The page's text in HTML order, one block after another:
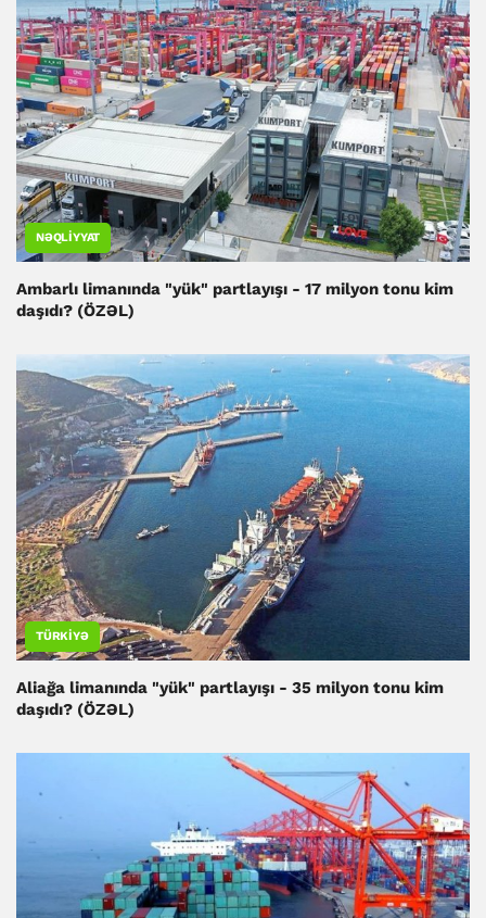
NƏQLIYYAT
Ambarlı limanında "yük" partlayışı - 17 milyon tonu kim
daşıdı? (ÖZƏL)
TÜRKIYƏ
Aliağa limanında "yük" partlayışı - 35 milyon tonu kim
daşıdı? (ÖZƏL)